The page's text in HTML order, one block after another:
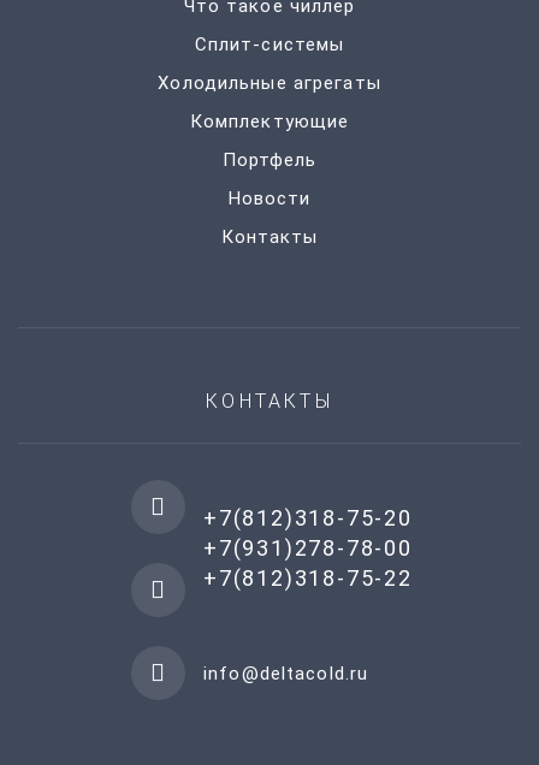
Что такое чиллер
Сплит-системы
Холодильные агрегаты
Комплектующие
Портфель
Новости
Контакты
КОНТАКТЫ
+7(812)318-75-20
+7(931)278-78-00
+7(812)318-75-22
info@deltacold.ru